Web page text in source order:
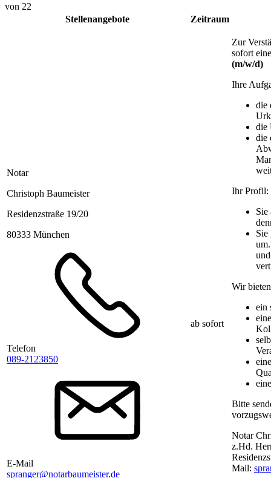
von 22
Stellenangebote
Zeitraum
Notar
Christoph Baumeister
Residenzstraße 19/20
80333 München
Telefon
089-2123850
E-Mail
spranger@notarbaumeister.de
ab sofort
Zur
sofort
(m/w/d)
Ihre
die
die
die
Ihr Profil:
Sie
Sie
Wir
ein
Bitte
Notar
z.Hd.
Mail: